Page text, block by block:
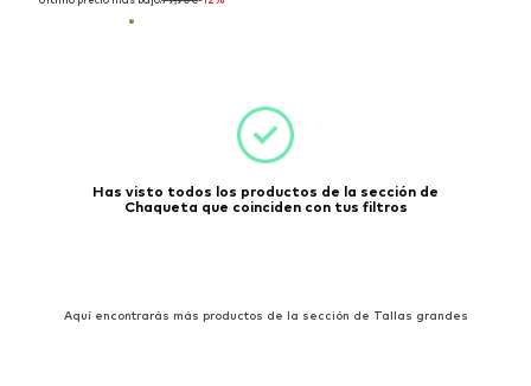
Has visto todos los productos de la sección de
Chaqueta que coinciden con tus filtros
Aquí encontrarás más productos de la sección de Tallas grandes